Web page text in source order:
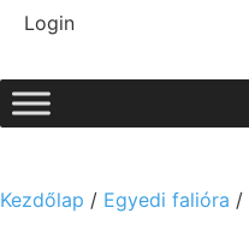
Login
Kezdőlap / Egyedi falióra /